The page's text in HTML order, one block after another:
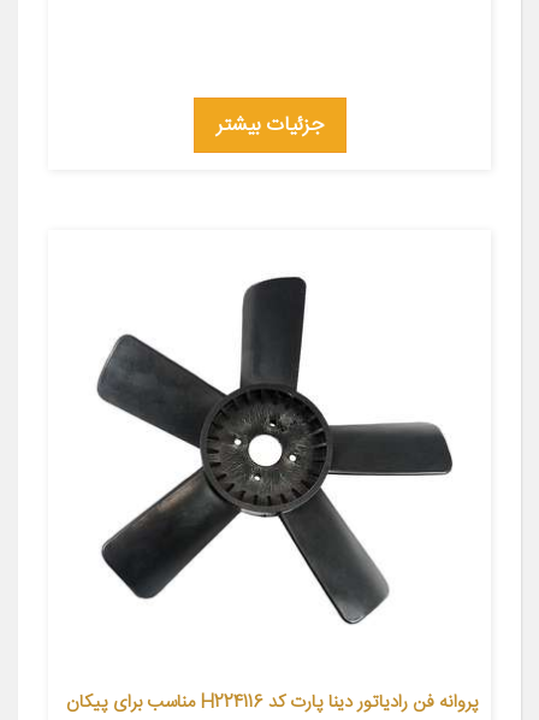
جزئیات بیشتر
پروانه فن رادیاتور دینا پارت کد H224116 مناسب برای پیکان